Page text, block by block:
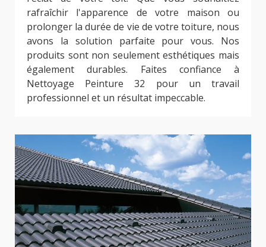
rafraîchir l'apparence de votre maison ou
prolonger la durée de vie de votre toiture, nous
avons la solution parfaite pour vous. Nos
produits sont non seulement esthétiques mais
également durables. Faites confiance à
Nettoyage Peinture 32 pour un travail
professionnel et un résultat impeccable.